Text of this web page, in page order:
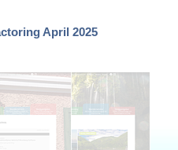
April 2025